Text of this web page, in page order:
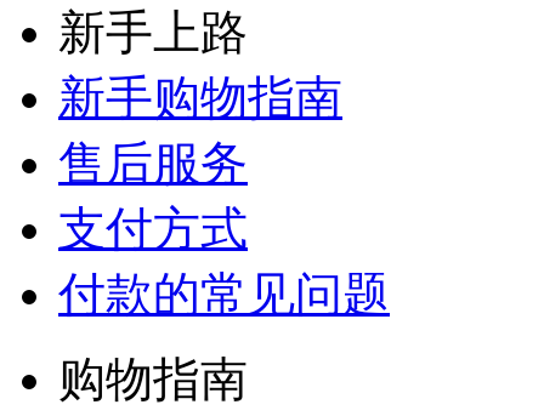
新手上路
新手购物指南
售后服务
支付方式
付款的常见问题
购物指南